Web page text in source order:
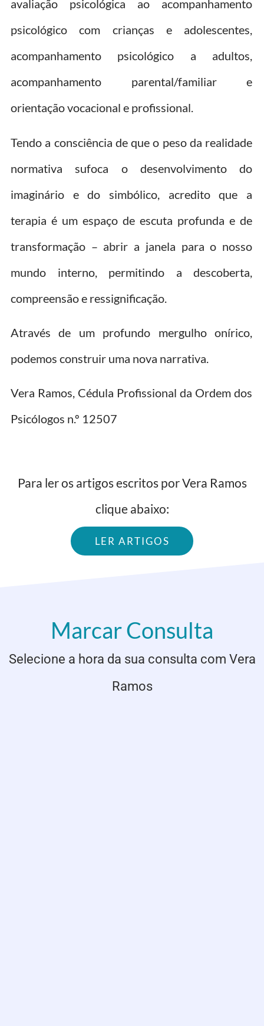
avaliação psicológica ao acompanhamento
psicológico com crianças e adolescentes,
acompanhamento psicológico a adultos,
acompanhamento parental/familiar e
orientação vocacional e profissional.
Tendo a consciência de que o peso da realidade
normativa sufoca o desenvolvimento do
imaginário e do simbólico, acredito que a
terapia é um espaço de escuta profunda e de
transformação – abrir a janela para o nosso
mundo interno, permitindo a descoberta,
compreensão e ressignificação.
Através de um profundo mergulho onírico,
podemos construir uma nova narrativa.
Vera Ramos, Cédula Profissional da Ordem dos
Psicólogos n.º 12507
Para ler os artigos escritos por Vera Ramos
clique abaixo:
LER ARTIGOS
Marcar Consulta
Selecione a hora da sua consulta com Vera
Ramos